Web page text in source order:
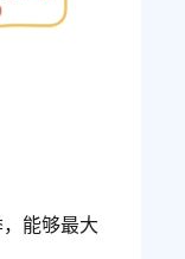
能够最大